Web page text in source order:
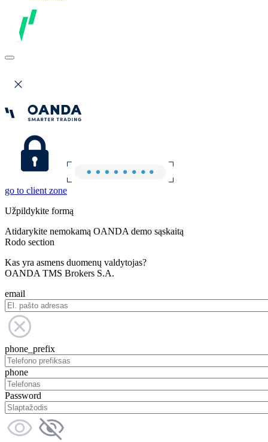
go to client zone
Užpildykite formą
Atidarykite nemokamą OANDA demo sąskaitą
Rodo section
Kas yra asmens duomenų valdytojas?
OANDA TMS Brokers S.A.
email
phone_prefix
phone
Password